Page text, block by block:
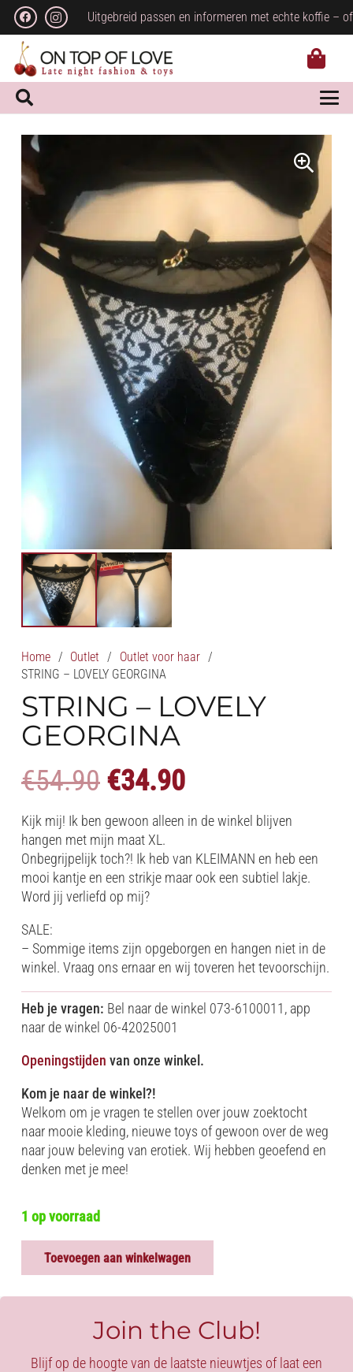
Uitgebreid passen en informeren met echte koffie –
Home / Outlet / Outlet voor haar /
STRING – LOVELY GEORGINA
STRING – LOVELY
GEORGINA
€54.90 Oorspronkelijke
prijs
was:
€54.90.
€34.90Huidige
is:
€34.90.
Kijk mij! Ik ben gewoon alleen in de winkel blijven
hangen met mijn maat XL.
Onbegrijpelijk toch?! Ik heb van KLEIMANN en heb een
mooi kantje en een strikje maar ook een subtiel lakje.
Word jij verliefd op mij?
SALE:
– Sommige items zijn opgeborgen en hangen niet in de
winkel. Vraag ons ernaar en wij toveren het tevoorschijn.
Heb je vragen: Bel naar de winkel 073-6100011, app
naar de winkel 06-42025001
Openingstijden van onze winkel.
Kom je naar de winkel?!
Welkom om je vragen te stellen over jouw zoektocht
naar mooie kleding, nieuwe toys of gewoon over de weg
naar jouw beleving van erotiek. Wij hebben geoefend en
denken met je mee!
1 op voorraad
STRING
Toevoegen aan winkelwagen
Join the Club!
Blijf op de hoogte van de laatste nieuwtjes of laat een